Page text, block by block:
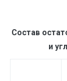
Состав
и